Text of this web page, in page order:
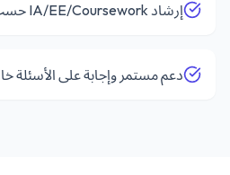
إرشاد IA/EE/Coursework حسب المادة
دعم مستمر وإجابة على الأسئلة